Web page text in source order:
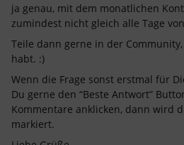
ja genau, mit dem monatlichen
zumindest nicht gleich alle Tage
Teile dann gerne in der
habt. :)
Wenn die Frage sonst erstmal für
Du gerne den “Beste Antwort”
Kommentare anklicken, dann wird
markiert.